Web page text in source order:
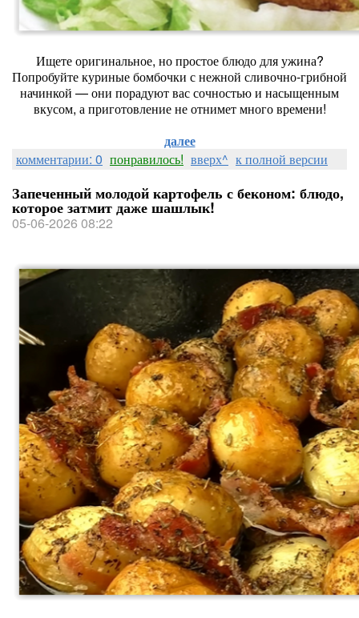
Ищете оригинальное, но простое блюдо для ужина?
Попробуйте куриные бомбочки с нежной сливочно‑грибной
начинкой — они порадуют вас сочностью и насыщенным
вкусом, а приготовление не отнимет много времени!
далее
комментарии: 0 понравилось! вверх^ к полной версии
Запеченный молодой картофель с беконом: блюдо,
которое затмит даже шашлык!
05-06-2026 08:22